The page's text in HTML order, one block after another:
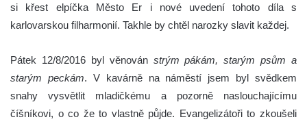
si křest elpíčka Město Er i nové uvedení tohoto díla s
karlovarskou filharmonií. Takhle by chtěl narozky slavit každej.
Pátek 12/8/2016 byl věnován strým pákám, starým psům a
starým peckám. V kavárně na náměstí jsem byl svědkem
snahy vysvětlit mladičkému a pozorně naslouchajícímu
číšníkovi, o co že to vlastně půjde. Evangelizátoři to zkoušeli